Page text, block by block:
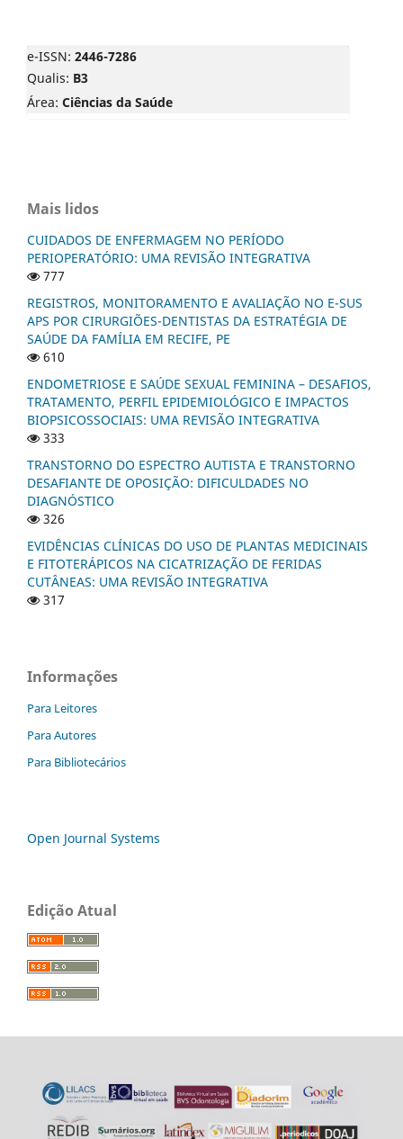
e-ISSN: 2446-7286
Qualis: B3
Área: Ciências da Saúde
Mais lidos
CUIDADOS DE ENFERMAGEM NO PERÍODO
PERIOPERATÓRIO: UMA REVISÃO INTEGRATIVA
777
REGISTROS, MONITORAMENTO E AVALIAÇÃO NO E-SUS
APS POR CIRURGIÕES-DENTISTAS DA ESTRATÉGIA DE
SAÚDE DA FAMÍLIA EM RECIFE, PE
610
ENDOMETRIOSE E SAÚDE SEXUAL FEMININA – DESAFIOS,
TRATAMENTO, PERFIL EPIDEMIOLÓGICO E IMPACTOS
BIOPSICOSSOCIAIS: UMA REVISÃO INTEGRATIVA
333
TRANSTORNO DO ESPECTRO AUTISTA E TRANSTORNO
DESAFIANTE DE OPOSIÇÃO: DIFICULDADES NO
DIAGNÓSTICO
326
EVIDÊNCIAS CLÍNICAS DO USO DE PLANTAS MEDICINAIS
E FITOTERÁPICOS NA CICATRIZAÇÃO DE FERIDAS
CUTÂNEAS: UMA REVISÃO INTEGRATIVA
317
Informações
Para Leitores
Para Autores
Para Bibliotecários
Open Journal Systems
Edição Atual